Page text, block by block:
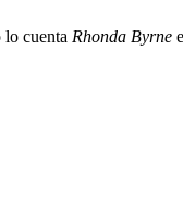
lo cuenta Rhonda Byrne